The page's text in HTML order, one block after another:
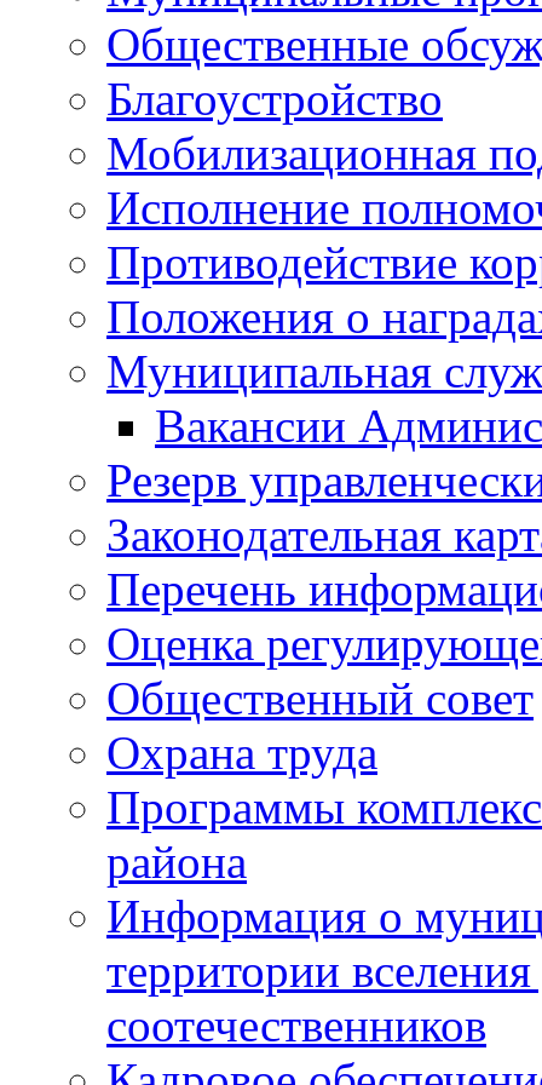
Общественные
Благоустройство
Мобилизационная
Исполнение
Противодействие
Положения о
Муниципальная
Вакансии
Резерв
Законодательная
Перечень
Оценка
Общественный совет
Охрана труда
Программы
района
Информация о
территории
соотечественников